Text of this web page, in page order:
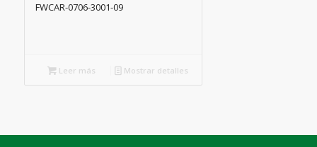
FWCAR-0706-3001-09
Leer más Mostrar detalles